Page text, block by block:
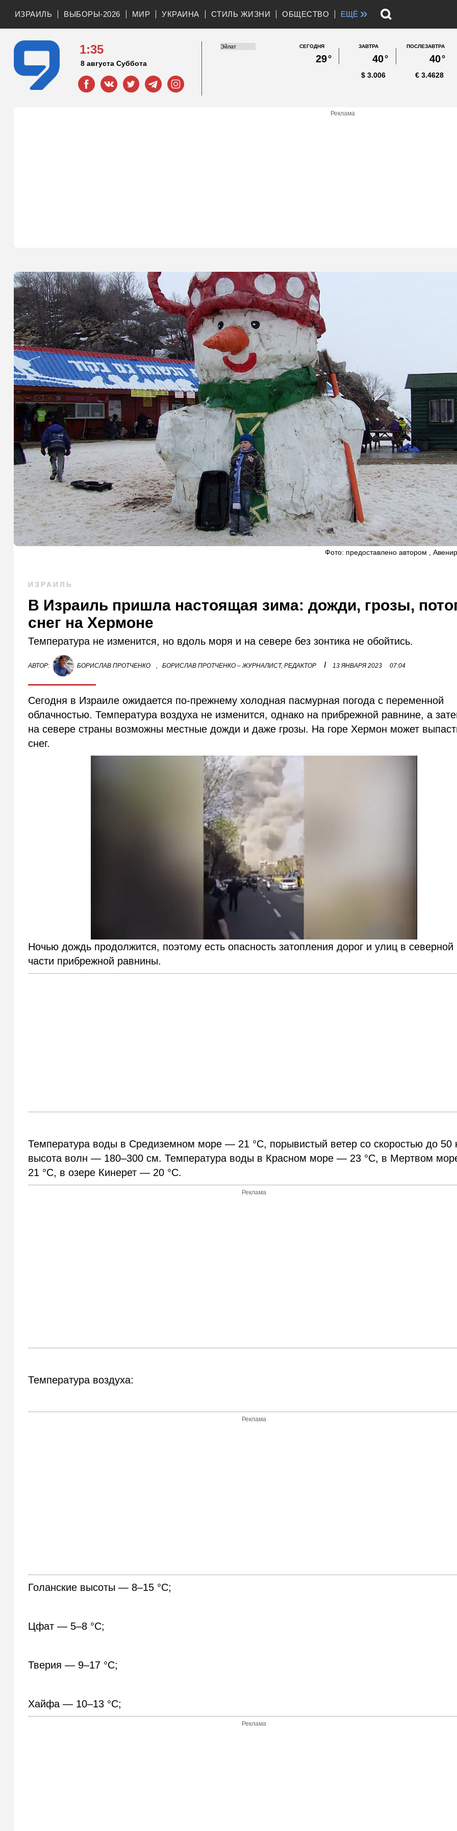
ИЗРАИЛЬ ВЫБОРЫ-2026 МИР УКРАИНА СТИЛЬ ЖИЗНИ ОБЩЕСТВО ЕЩЁ »
1:35
8 августа Суббота
СЕГОДНЯ
29°
ЗАВТРА
40°
ПОСЛЕЗАВТРА
40°
3.006
$ 3.4628
€
Реклама
Фото: предоставлено автором ,
ИЗРАИЛЬ
В Израиль пришла настоящая зима: дожди, грозы,
снег на Хермоне
Температура не изменится, но вдоль моря и на севере без зонтика не обойтись.
АВТОР: БОРИСЛАВ ПРОТЧЕНКО , БОРИСЛАВ ПРОТЧЕНКО – ЖУРНАЛИСТ, РЕДАКТОР I 13 ЯНВАРЯ 2023 07:04
Сегодня в Израиле ожидается по-прежнему холодная пасмурная погода с переменной
облачностью. Температура воздуха не изменится, однако на прибрежной равнине, а
на севере страны возможны местные дожди и даже грозы. На горе Хермон может
снег.
Ночью дождь продолжится, поэтому есть опасность затопления дорог и улиц в северной
части прибрежной равнины.
Температура воды в Средиземном море — 21 °С, порывистый ветер со скоростью до 50
высота волн — 180–300 см. Температура воды в Красном море — 23 °С, в Мертвом
21 °С, в озере Кинерет — 20 °С.
Реклама
Температура воздуха:
Реклама
Голанские высоты — 8–15 °С;
Цфат — 5–8 °С;
Тверия — 9–17 °С;
Хайфа — 10–13 °С;
Реклама